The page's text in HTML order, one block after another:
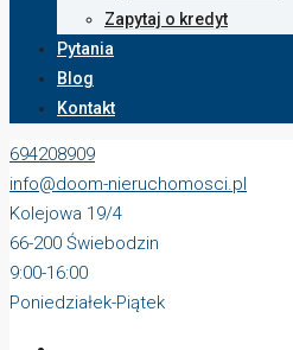
Zapytaj o kredyt
Pytania
Blog
Kontakt
694208909
info@doom-nieruchomosci.pl
Kolejowa 19/4
66-200 Świebodzin
9:00-16:00
Poniedziałek-Piątek